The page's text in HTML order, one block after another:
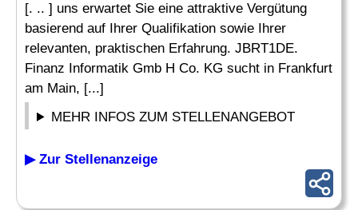
[. .. ] uns erwartet Sie eine attraktive Vergütung
basierend auf Ihrer Qualifikation sowie Ihrer
relevanten, praktischen Erfahrung. JBRT1DE.
Finanz Informatik Gmb H Co. KG sucht in Frankfurt
am Main, [...]
MEHR INFOS ZUM STELLENANGEBOT
▶ Zur Stellenanzeige